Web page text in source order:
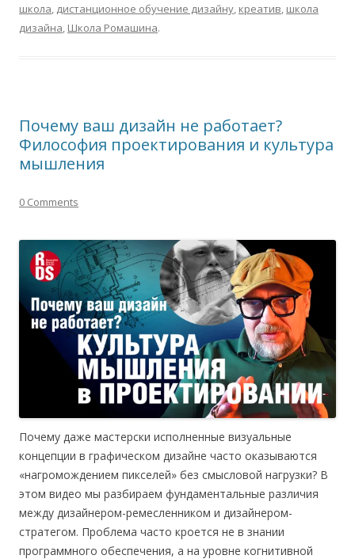
школа, дистанционное обучение дизайну, креатив, школа
дизайна, Школа Ромашина.
Почему ваш дизайн не работает?
Философия проектирования и культура
мышления
0 Comments
Почему даже мастерски исполненные визуальные
концепции в графическом дизайне часто оказываются
«нагромождением пикселей» без смысловой нагрузки? В
этом видео мы разбираем фундаментальные различия
между дизайнером-ремесленником и дизайнером-
стратегом. Проблема часто кроется не в знании
программного обеспечения, а на уровне когнитивной